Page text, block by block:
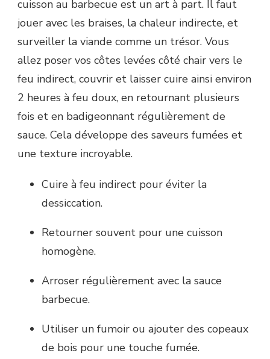
cuisson au barbecue est un art à part. Il faut
jouer avec les braises, la chaleur indirecte, et
surveiller la viande comme un trésor. Vous
allez poser vos côtes levées côté chair vers le
feu indirect, couvrir et laisser cuire ainsi environ
2 heures à feu doux, en retournant plusieurs
fois et en badigeonnant régulièrement de
sauce. Cela développe des saveurs fumées et
une texture incroyable.
Cuire à feu indirect pour éviter la
dessiccation.
Retourner souvent pour une cuisson
homogène.
Arroser régulièrement avec la sauce
barbecue.
Utiliser un fumoir ou ajouter des copeaux
de bois pour une touche fumée.